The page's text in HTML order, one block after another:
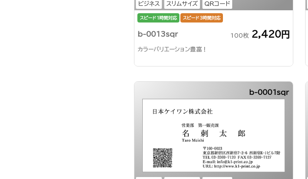
ビジネス スリムサイズ QRコード
スピード1時間対応 スピード3時間対応
b-0013sqr 100枚 2,420円
カラーバリエーション豊富！
b-0001sqr